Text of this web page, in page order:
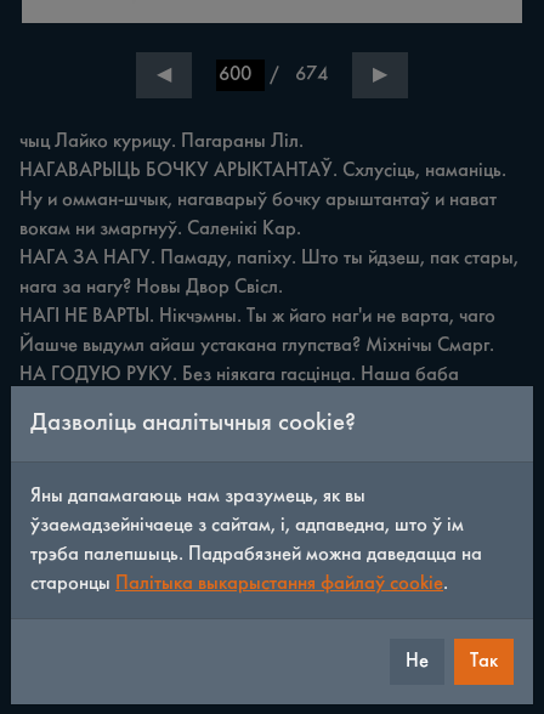
◀ / 674 ▶
чыц Лайко курицу. Пагараны Ліл.
НАГАВАРЫЦЬ БОЧКУ АРЫКТАНТАЎ. Схлусіць, наманіць.
Ну и омман-шчык, нагаварыў бочку арыштантаў и нават
вокам ни змаргнуў. Саленікі Кар.
НАГА ЗА НАГУ. Памаду, папіху. Што ты йдзеш, пак стары,
нага за нагу? Новы Двор Свісл.
НАГІ НЕ ВАРТЫ. Нікчэмны. Ты ж йаго наг'и не варта, чаго
Йашче выдумл айаш устакана глупства? Міхнічы Смарг.
НА ГОДУЮ РУКУ. Без ніякага гасцінца. Наша баба
ўнукам цук'ер-каў. Кемейны Вор.
НАДЗЕЦЬ ХАКУТ НА ШКО. Набыць клопат. Он, дзеўка,
н'е сплатанска надзец хамут на шићу, ты ж наго мала
знайau. By-гляны Смарг.
НАЗОЛУ З ПЛЕЧ СКІНУЦЬ. Выканаць цяжкую работу.
Ужо паса-дз'ел'и ўчора картопл'у, адну назолу с плеч
НАКРЫЦЦА КРІЙСКАЙ. Памери!. Учора вечарам стары
Маркевич накрыўска крышкай. Казіміраўка Гродз.
Дазволіць аналітычныя cookie?
Яны дапамагаюць нам зразумець, як вы
ўзаемадзейнічаеце з сайтам, і, адпаведна, што ў ім
трэба палепшыць. Падрабязней можна даведацца на
старонцы Палітыка выкарыстання файлаў cookie.
Не Так